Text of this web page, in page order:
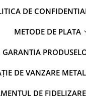
DE
METODE DE PLATA
GARANTIA
DE VANZARE
DE